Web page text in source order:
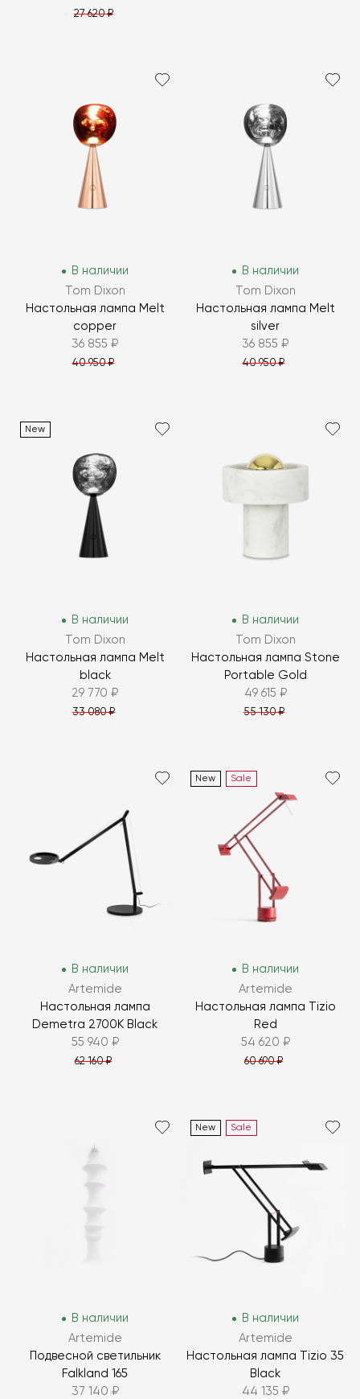
27 620 ₽
В наличии
Tom Dixon
Настольная лампа Melt
copper
36 855 ₽
40 950 ₽
В наличии
Tom Dixon
Настольная лампа Melt
silver
36 855 ₽
40 950 ₽
New
В наличии
Tom Dixon
Настольная лампа Melt
black
29 770 ₽
33 080 ₽
В наличии
Tom Dixon
Настольная лампа Stone
Portable Gold
49 615 ₽
55 130 ₽
В наличии
Artemide
Настольная лампа
Demetra 2700K Black
55 940 ₽
62 160 ₽
New Sale
В наличии
Artemide
Настольная лампа Tizio
Red
54 620 ₽
60 690 ₽
В наличии
Artemide
Подвесной светильник
Falkland 165
37 140 ₽
New Sale
В наличии
Artemide
Настольная лампа Tizio 35
Black
44 135 ₽